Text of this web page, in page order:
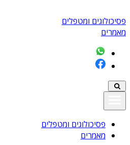
פסיכולוגים ומטפלים
מאמרים
פסיכולוגים ומטפלים
מאמרים